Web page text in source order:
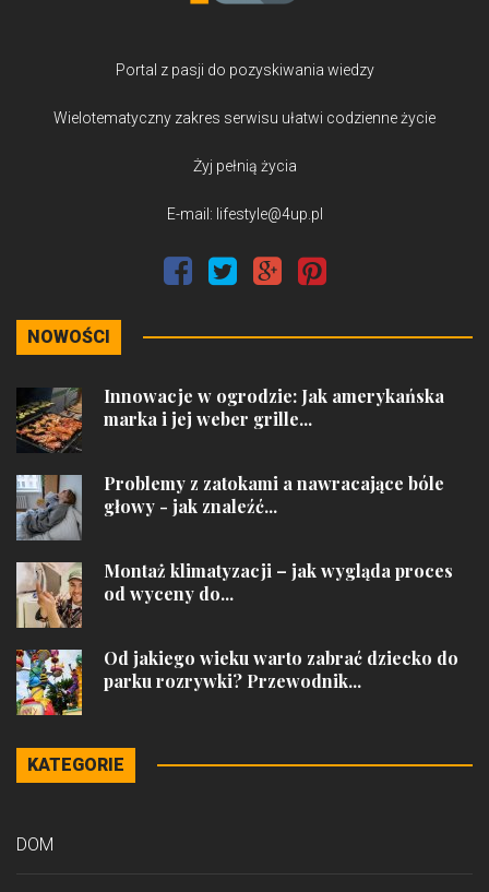
Portal z pasji do pozyskiwania wiedzy
Wielotematyczny zakres serwisu ułatwi codzienne życie
Żyj pełnią życia
E-mail: lifestyle@4up.pl
NOWOŚCI
Innowacje w ogrodzie: Jak amerykańska
marka i jej weber grille...
Problemy z zatokami a nawracające bóle
głowy - jak znaleźć...
Montaż klimatyzacji – jak wygląda proces
od wyceny do...
Od jakiego wieku warto zabrać dziecko do
parku rozrywki? Przewodnik...
KATEGORIE
DOM